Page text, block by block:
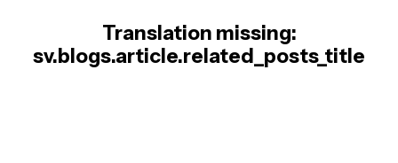
Translation missing:
sv.blogs.article.related_posts_title